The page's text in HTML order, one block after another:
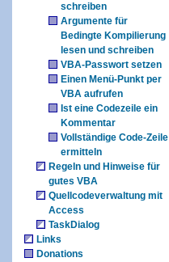
schreiben
Argumente für
Bedingte Kompilierung
lesen und schreiben
VBA-Passwort setzen
Einen Menü-Punkt per
VBA aufrufen
Ist eine Codezeile ein
Kommentar
Vollständige Code-Zeile
ermitteln
Regeln und Hinweise für
gutes VBA
Quellcodeverwaltung mit
Access
TaskDialog
Links
Donations